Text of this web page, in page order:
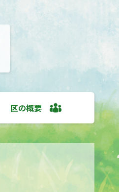
区の概要